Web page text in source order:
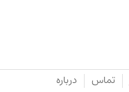
تماس درباره